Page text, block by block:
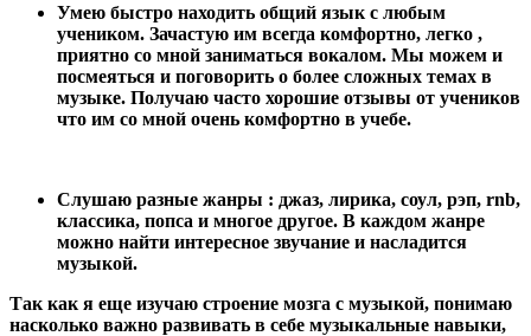
Умею быстро находить общий язык с любым
учеником. Зачастую им всегда комфортно, легко ,
приятно со мной заниматься вокалом. Мы можем и
посмеяться и поговорить о более сложных темах в
музыке. Получаю часто хорошие отзывы от учеников
что им со мной очень комфортно в учебе.
Слушаю разные жанры : джаз, лирика, соул, рэп, rnb,
классика, попса и многое другое. В каждом жанре
можно найти интересное звучание и насладится
музыкой.
Так как я еще изучаю строение мозга с музыкой, понимаю
насколько важно развивать в себе музыкальные навыки,